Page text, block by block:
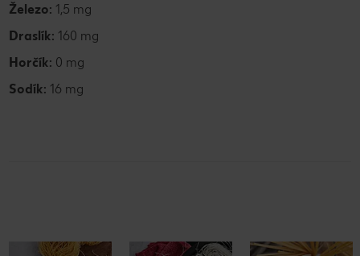
Železo: 1,5 mg
Draslík: 160 mg
Horčík: 0 mg
Sodík: 16 mg